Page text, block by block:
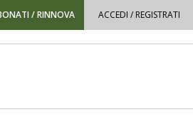
/ RINNOVA ACCEDI / REGISTRATI